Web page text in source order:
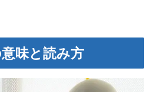
意味と読み方